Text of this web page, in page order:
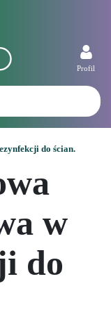
Profil
do ścian.
w
do